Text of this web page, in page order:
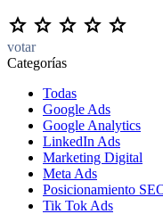
votar
Categorías
Todas
Google Ads
Google Analytics
LinkedIn Ads
Marketing Digital
Meta Ads
Posicionamiento
Tik Tok Ads